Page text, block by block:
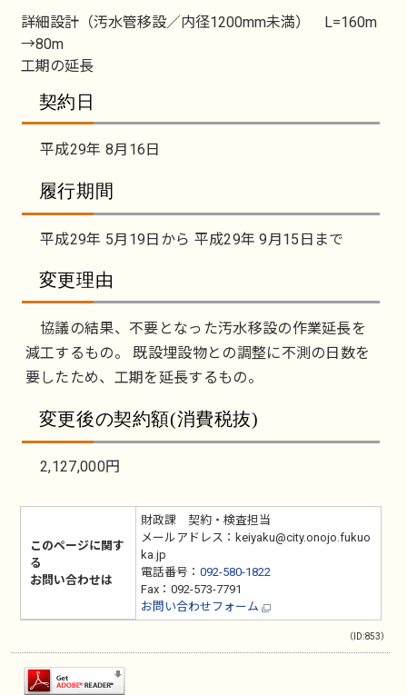
詳細設計（汚水管移設／内径1200mm未満） L=160m
→80m
工期の延長
契約日
平成29年 8月16日
履行期間
平成29年 5月19日から 平成29年 9月15日まで
変更理由
協議の結果、不要となった汚水移設の作業延長を
減工するもの。 既設埋設物との調整に不測の日数を
要したため、工期を延長するもの。
変更後の契約額(消費税抜)
2,127,000円
このページに関す
る
お問い合わせは
財政課 契約・検査担当
メールアドレス：keiyaku@city.onojo.fukuo
ka.jp
電話番号： 092-580-1822
Fax：092-573-7791
お問い合わせフォーム
（ID:853）